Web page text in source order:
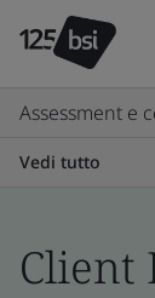
Assessment e
Vedi tutto
Client